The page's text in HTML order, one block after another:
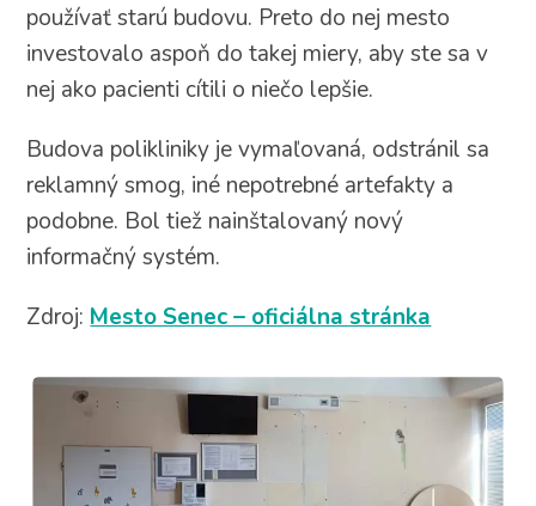
používať starú budovu. Preto do nej mesto
investovalo aspoň do takej miery, aby ste sa v
nej ako pacienti cítili o niečo lepšie.
Budova polikliniky je vymaľovaná, odstránil sa
reklamný smog, iné nepotrebné artefakty a
podobne. Bol tiež nainštalovaný nový
informačný systém.
Zdroj: Mesto Senec – oficiálna stránka